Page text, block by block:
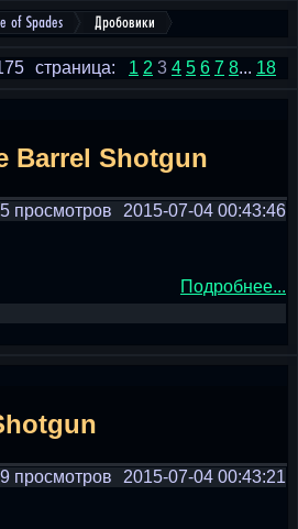
of Spades Дробовики
страница: 1 2 3 4 5 6 7 8... 18
Barrel Shotgun
2015-07-04 00:43:46
просмотров
Подробнее...
2015-07-04 00:43:21
просмотров